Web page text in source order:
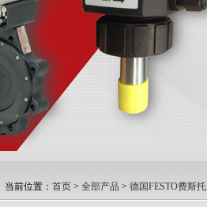
当前位置： 首页 > 全部产品 > 德国FESTO费斯托